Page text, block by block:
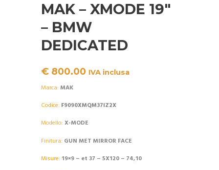
MAK – XMODE 19″
– BMW
DEDICATED
€ 800.00 IVA inclusa
Marca: MAK
Codice: F9090XMQM37IZ2X
Modello: X-MODE
Finitura: GUN MET MIRROR FACE
Misure: 19×9 – et 37 – 5X120 – 74,10